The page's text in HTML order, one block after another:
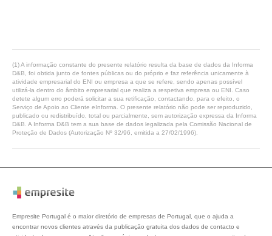
(1) A informação constante do presente relatório resulta da base de dados da Informa
D&B, foi obtida junto de fontes públicas ou do próprio e faz referência unicamente à
atividade empresarial do ENI ou empresa a que se refere, sendo apenas possível
utilizá-la dentro do âmbito empresarial que realiza a respetiva empresa ou ENI. Caso
detete algum erro poderá solicitar a sua retificação, contactando, para o efeito, o
Serviço de Apoio ao Cliente eInforma. O presente relatório não pode ser reproduzido,
publicado ou redistribuído, total ou parcialmente, sem autorização expressa da Informa
D&B. A Informa D&B tem a sua base de dados legalizada pela Comissão Nacional de
Proteção de Dados (Autorização Nº 32/96, emitida a 27/02/1996).
Empresite Portugal é o maior diretório de empresas de Portugal, que o ajuda a
encontrar novos clientes através da publicação gratuita dos dados de contacto e